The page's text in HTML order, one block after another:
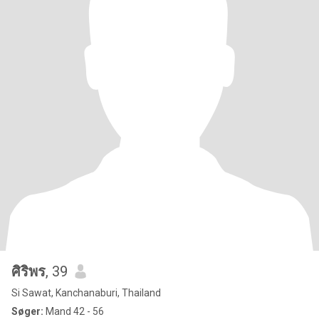
ศิริพร, 39
Si Sawat, Kanchanaburi, Thailand
Søger: Mand 42 - 56